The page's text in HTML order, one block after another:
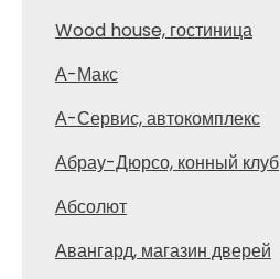
Wood house, гостиница
А-Макс
А-Сервис, автокомплекс
Абрау-Дюрсо, конный клуб
Абсолют
Авангард, магазин дверей